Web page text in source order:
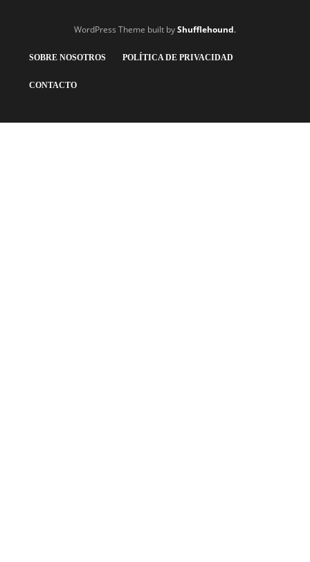
WordPress Theme built byShufflehound.
SOBRE NOSOTROS POLÍTICA DE PRIVACIDAD
CONTACTO